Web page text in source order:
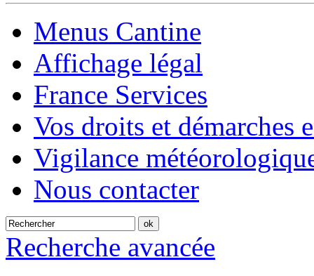
Menus Cantine
Affichage légal
France Services
Vos droits et démarches
Vigilance
Nous contacter
Recherche avancée